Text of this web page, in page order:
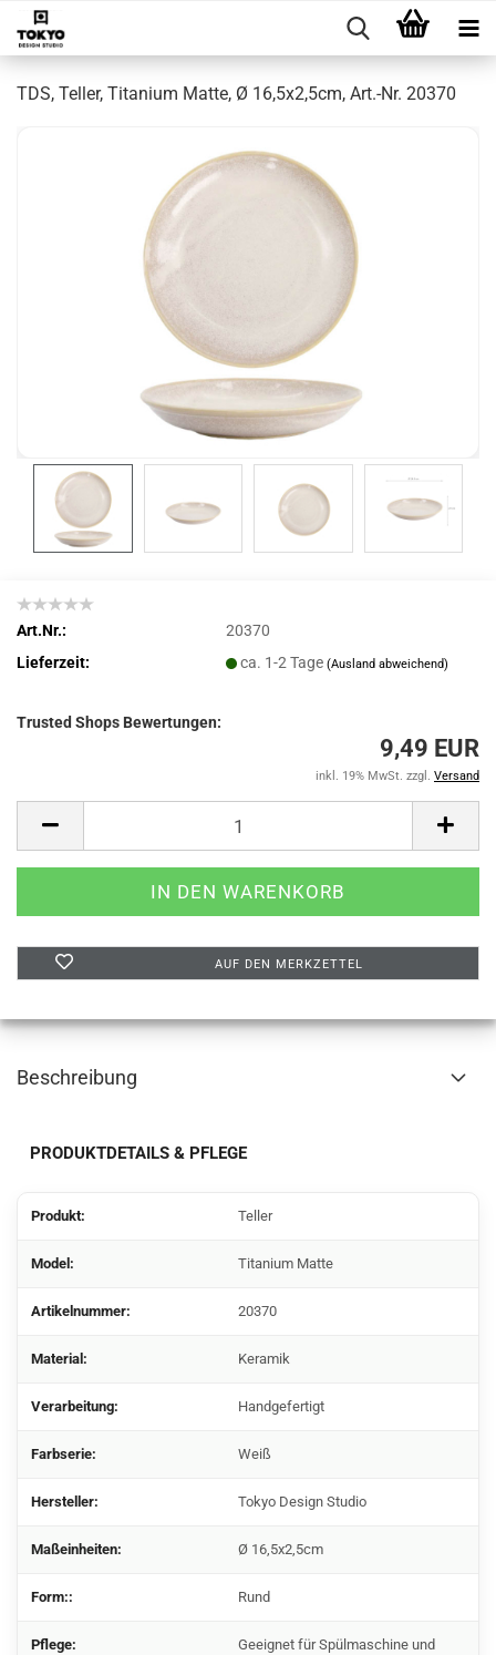
TDS, Teller, Titanium Matte, Ø 16,5x2,5cm, Art.-Nr. 20370
Art.Nr.:
20370
Lieferzeit:
ca. 1-2 Tage(Ausland abweichend)
Trusted Shops Bewertungen:
9,49 EUR
inkl. 19% MwSt. zzgl. Versand
AUF DEN MERKZETTEL
Beschreibung
PRODUKTDETAILS & PFLEGE
Produkt: Teller
Model: Titanium Matte
Artikelnummer: 20370
Material: Keramik
Verarbeitung: Handgefertigt
Farbserie: Weiß
Hersteller: Tokyo Design Studio
Maßeinheiten: Ø 16,5x2,5cm
Form:: Rund
Pflege:
Geeignet für Spülmaschine und